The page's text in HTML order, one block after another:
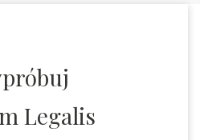
Legalis